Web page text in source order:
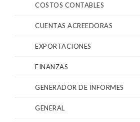
COSTOS CONTABLES
CUENTAS ACREEDORAS
EXPORTACIONES
FINANZAS
GENERADOR DE INFORMES
GENERAL